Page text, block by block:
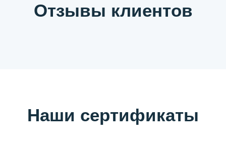
Отзывы клиентов
Наши сертификаты